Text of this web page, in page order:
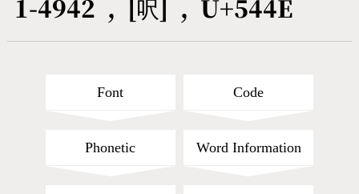
Cang-Jie Query
1-4942 , [呎] , U+544E
Font Code
Phonetic Word Information